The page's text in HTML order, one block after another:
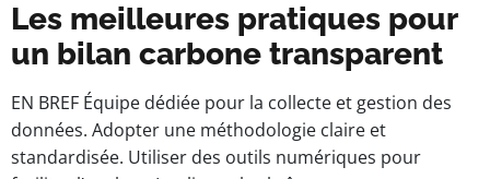
Les meilleures pratiques pour
un bilan carbone transparent
EN BREF Équipe dédiée pour la collecte et gestion des
données. Adopter une méthodologie claire et
standardisée. Utiliser des outils numériques pour